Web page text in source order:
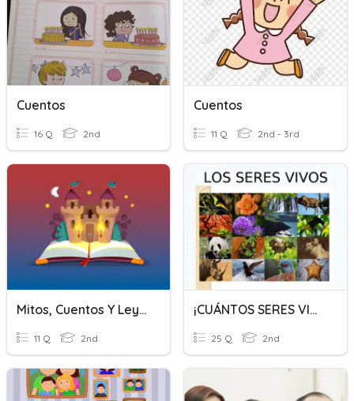
Cuentos
16 Q 2nd
Cuentos
11 Q 2nd - 3rd
Mitos, Cuentos Y Leyendas
11 Q 2nd
¡CUÁNTOS SERES VIVOS!
25 Q 2nd